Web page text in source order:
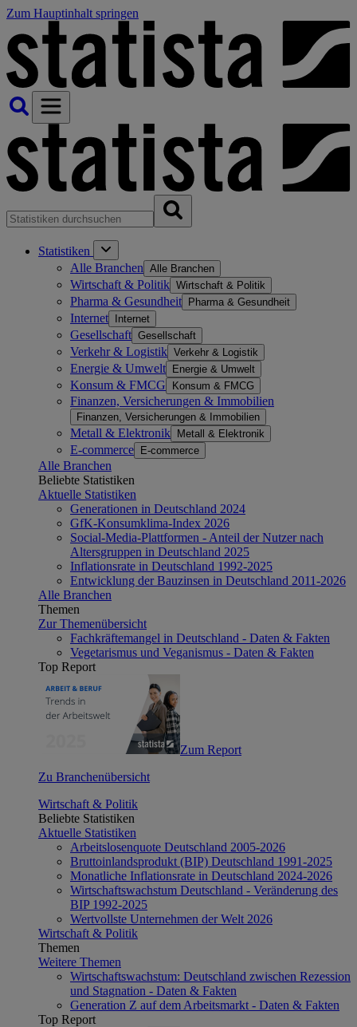
Zum Hauptinhalt springen
Statistiken
Alle Branchen Alle Branchen
Wirtschaft & Politik Wirtschaft & Politik
Pharma & Gesundheit Pharma & Gesundheit
Internet Internet
Gesellschaft Gesellschaft
Verkehr & Logistik Verkehr & Logistik
Energie & Umwelt Energie & Umwelt
Konsum & FMCG Konsum & FMCG
Finanzen, Versicherungen & Immobilien
Finanzen, Versicherungen & Immobilien
Metall & Elektronik Metall & Elektronik
E-commerce E-commerce
Alle Branchen
Beliebte Statistiken
Aktuelle Statistiken
Generationen in Deutschland 2024
GfK-Konsumklima-Index 2026
Social-Media-Plattformen - Anteil der Nutzer nach
Altersgruppen in Deutschland 2025
Inflationsrate in Deutschland 1992-2025
Entwicklung der Bauzinsen in Deutschland 2011-2026
Alle Branchen
Themen
Zur Themenübersicht
Fachkräftemangel in Deutschland - Daten & Fakten
Vegetarismus und Veganismus - Daten & Fakten
Top Report
Zum Report
Zu Branchenübersicht
Wirtschaft & Politik
Beliebte Statistiken
Aktuelle Statistiken
Arbeitslosenquote Deutschland 2005-2026
Bruttoinlandsprodukt (BIP) Deutschland 1991-2025
Monatliche Inflationsrate in Deutschland 2024-2026
Wirtschaftswachstum Deutschland - Veränderung des
BIP 1992-2025
Wertvollste Unternehmen der Welt 2026
Wirtschaft & Politik
Themen
Weitere Themen
Wirtschaftswachstum: Deutschland zwischen Rezession
und Stagnation - Daten & Fakten
Generation Z auf dem Arbeitsmarkt - Daten & Fakten
Top Report